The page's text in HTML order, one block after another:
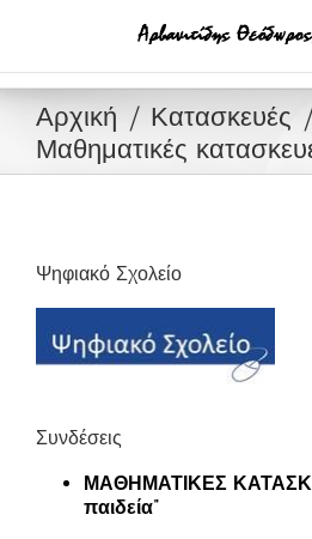
Αρχική
Κατασκευές
Μαθηματικές
Ψηφιακό Σχολείο
Συνδέσεις
ΜΑΘΗΜΑΤΙΚΕΣ
παιδεία”